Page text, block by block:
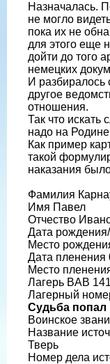
Назначалась.
не могло
пока их не
для этого еще
дойти до того
немецких
И
другое
отношения.
Так что искать
надо на
Как пример
такой
наказания
Фамилия
Имя Павел
Отчество
Дата
Место
Дата пленения
Место
Лагерь BAB
Лагерный
Судьба попал
Воинское
Название
Тверь
Номер дела